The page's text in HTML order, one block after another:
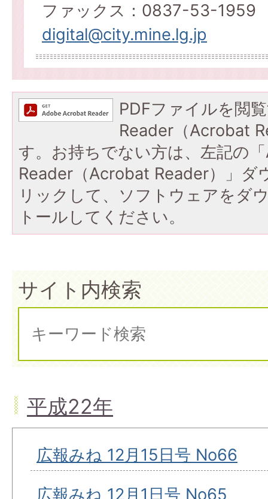
ファックス：0837-53-1959
digital@city.mine.lg.jp
PDFファイルを閲
Reader（Acrobat
す。お持ちでない方は、左記の
Reader（Acrobat Reader）」ダ
リックして、ソフトウェアをダ
トールしてください。
サイト内検索
平成22年
広報みね 12月15日号 No66
広報みね 12月1日号 No65